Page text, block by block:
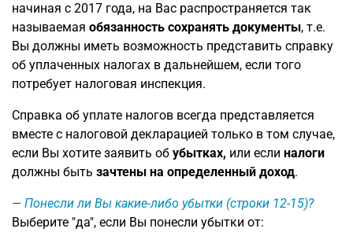
начиная с 2017 года, на Вас распространяется так
называемая обязанность сохранять документы, т.е.
Вы должны иметь возможность представить справку
об уплаченных налогах в дальнейшем, если того
потребует налоговая инспекция.
Справка об уплате налогов всегда представляется
вместе с налоговой декларацией только в том случае,
если Вы хотите заявить об убытках, или если налоги
должны быть зачтены на определенный доход.
Понесли ли Вы какие-либо убытки (строки 12-15)?
Выберите "да", если Вы понесли убытки от: